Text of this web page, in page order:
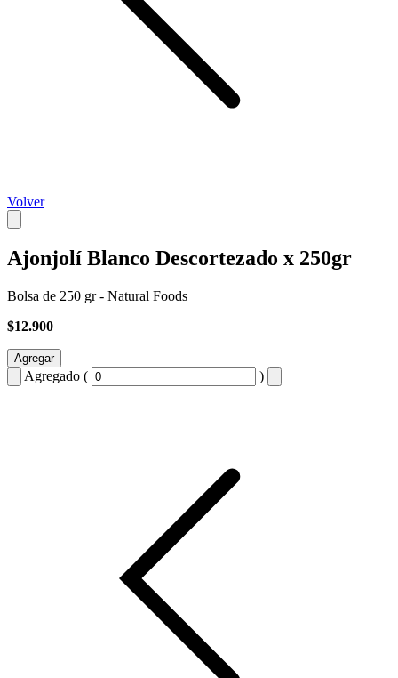
Volver
Ajonjolí Blanco Descortezado x 250gr
Bolsa de 250 gr - Natural Foods
$12.900
Agregar
Agregado ( )